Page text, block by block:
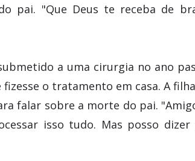
pai. "Que Deus te receba de
a uma cirurgia no ano
o tratamento em casa. A
falar sobre a morte do pai.
isso tudo. Mas posso